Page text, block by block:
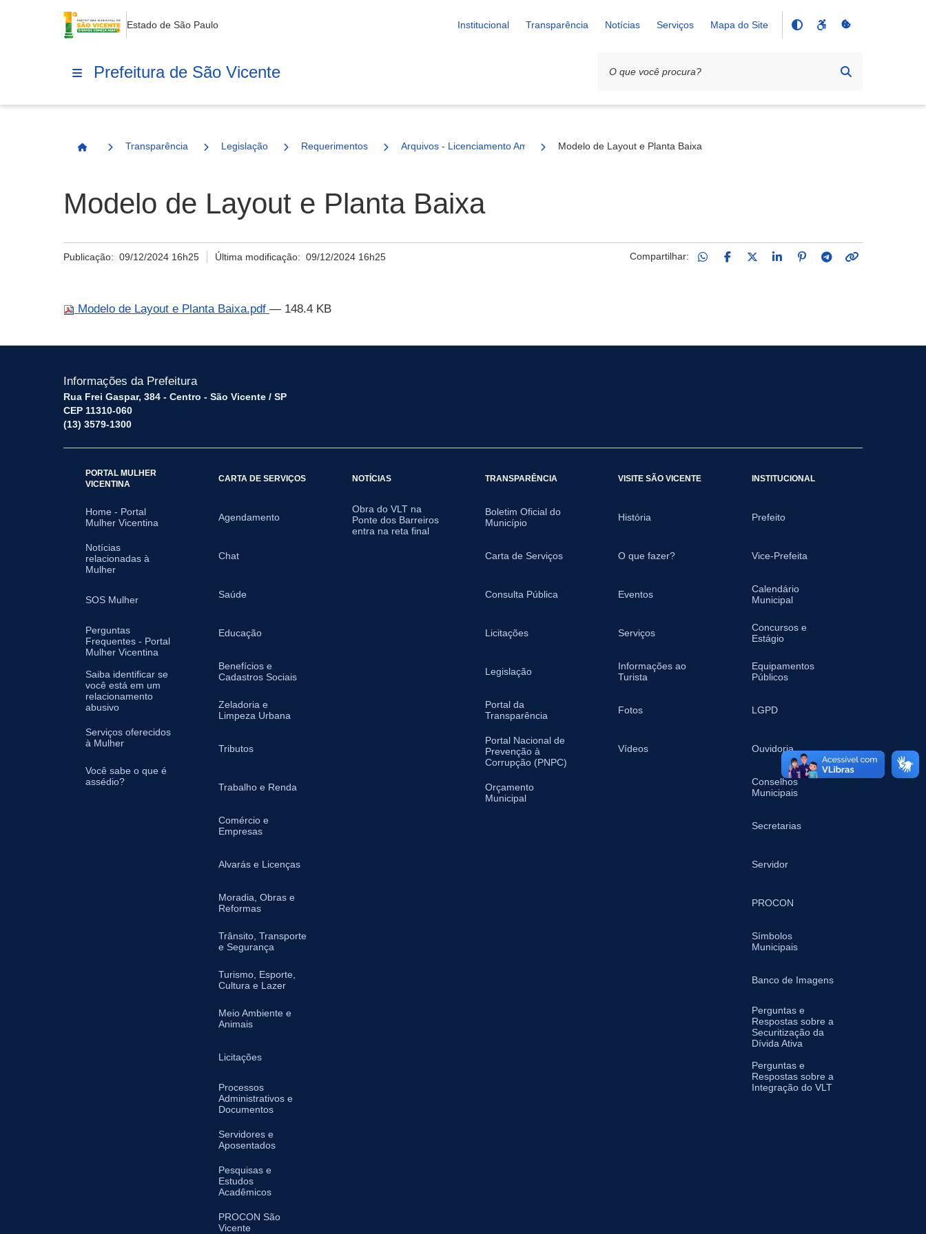
Estado de São Paulo Institucional Transparência Notícias Serviços Mapa do Site
Prefeitura de São Vicente
Página Inicial
Transparência Legislação Requerimentos Arquivos - Licenciamento Ambiental Modelo de Layout e Planta Baixa
Modelo de Layout e Planta Baixa
Publicação: 09/12/2024 16h25 Última modificação:09/12/2024 16h25 Compartilhar:
Modelo de Layout e Planta Baixa.pdf — 148.4 KB
Informações da Prefeitura
Rua Frei Gaspar, 384 - Centro - São Vicente / SP
CEP 11310-060
(13) 3579-1300
PORTAL MULHER
VICENTINA
Home - Portal
Mulher Vicentina
Notícias
relacionadas à
Mulher
SOS Mulher
Perguntas
Frequentes - Portal
Mulher Vicentina
Saiba identificar se
você está em um
relacionamento
abusivo
Serviços oferecidos
à Mulher
Você sabe o que é
assédio?
CARTA DE SERVIÇOS
Agendamento
Chat
Saúde
Educação
Benefícios e
Cadastros Sociais
Zeladoria e
Limpeza Urbana
Tributos
Trabalho e Renda
Comércio e
Empresas
Alvarás e Licenças
Moradia, Obras e
Reformas
Trânsito, Transporte
e Segurança
Turismo, Esporte,
Cultura e Lazer
Meio Ambiente e
Animais
Licitações
Processos
Administrativos e
Documentos
Servidores e
Aposentados
Pesquisas e
Estudos
Acadêmicos
PROCON São
Vicente
NOTÍCIAS
Obra do VLT na
Ponte dos Barreiros
entra na reta final
TRANSPARÊNCIA
Boletim Oficial do
Município
Carta de Serviços
Consulta Pública
Licitações
Legislação
Portal da
Transparência
Portal Nacional de
Prevenção à
Corrupção (PNPC)
Orçamento
Municipal
VISITE SÃO VICENTE
História
O que fazer?
Eventos
Serviços
Informações ao
Turista
Fotos
Vídeos
INSTITUCIONAL
Prefeito
Vice-Prefeita
Calendário
Municipal
Concursos e
Estágio
Equipamentos
Públicos
LGPD
Ouvidoria
Conselhos
Municipais
Secretarias
Servidor
PROCON
Símbolos
Municipais
Banco de Imagens
Perguntas e
Respostas sobre a
Securitização da
Dívida Ativa
Perguntas e
Respostas sobre a
Integração do VLT